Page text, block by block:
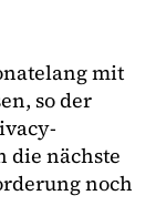
mit
so der
die nächste
noch